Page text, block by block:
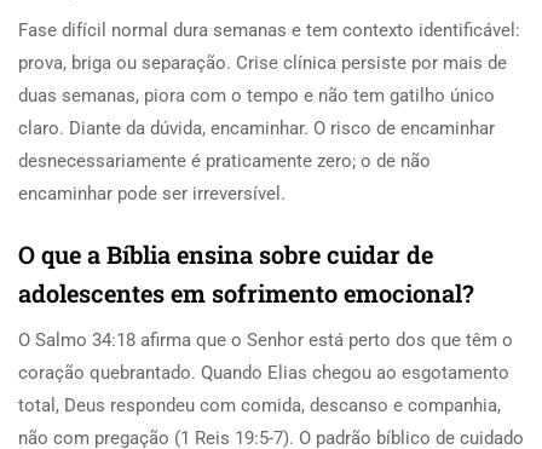
Fase difícil normal dura semanas e tem contexto identificável:
prova, briga ou separação. Crise clínica persiste por mais de
duas semanas, piora com o tempo e não tem gatilho único
claro. Diante da dúvida, encaminhar. O risco de encaminhar
desnecessariamente é praticamente zero; o de não
encaminhar pode ser irreversível.
O que a Bíblia ensina sobre cuidar de
adolescentes em sofrimento emocional?
O Salmo 34:18 afirma que o Senhor está perto dos que têm o
coração quebrantado. Quando Elias chegou ao esgotamento
total, Deus respondeu com comida, descanso e companhia,
não com pregação (1 Reis 19:5-7). O padrão bíblico de cuidado